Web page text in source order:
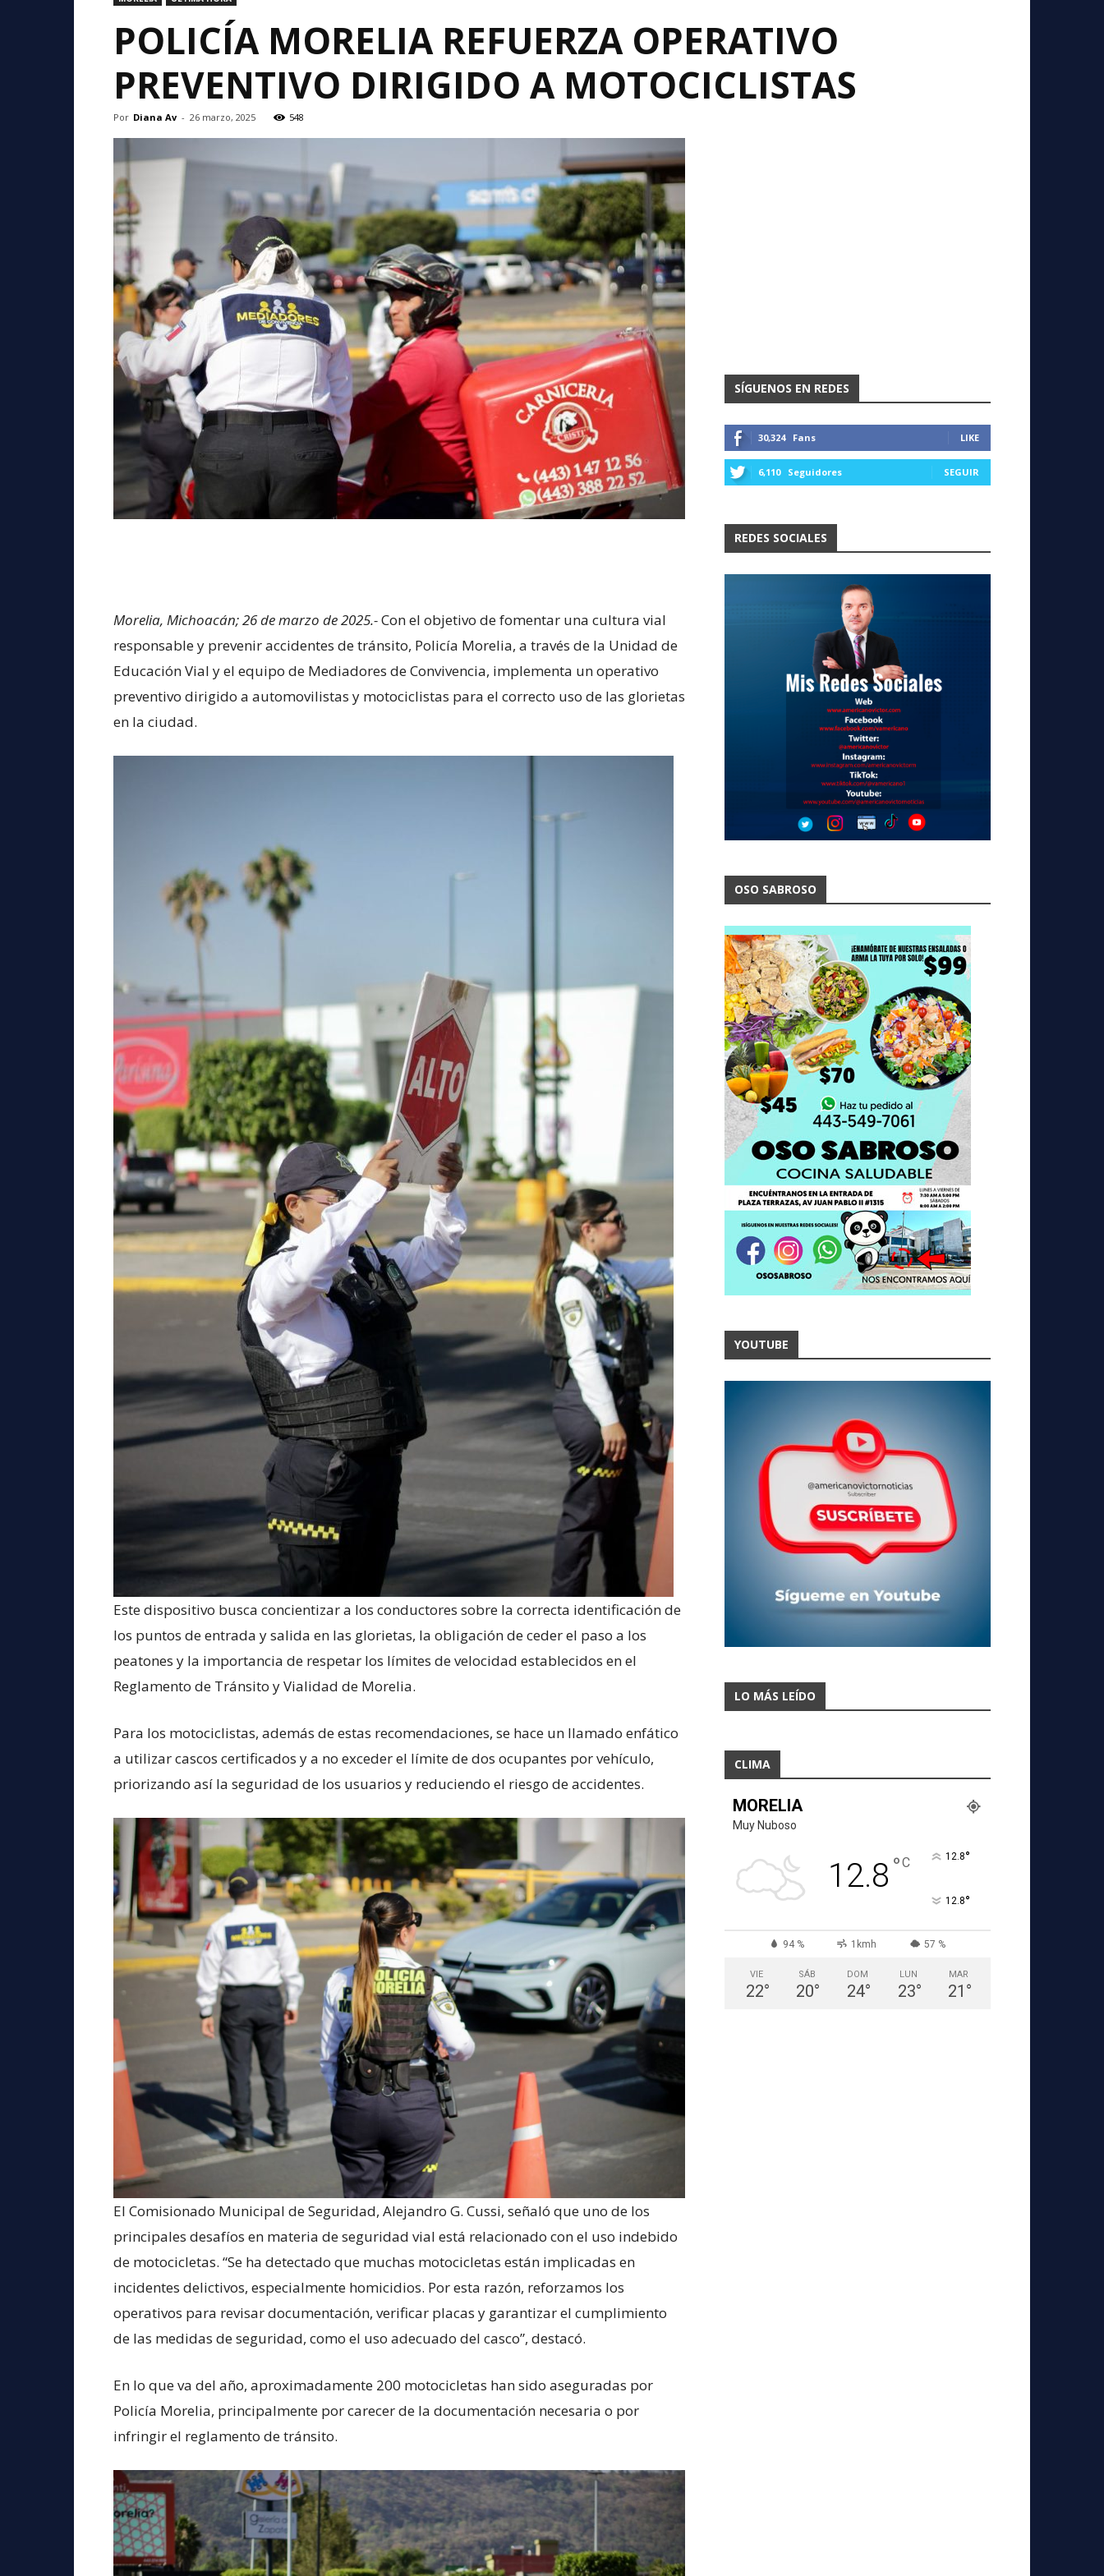
POLICÍA MORELIA REFUERZA OPERATIVO
PREVENTIVO DIRIGIDO A MOTOCICLISTAS
Por Diana Av - 26 marzo, 2025 548
Morelia, Michoacán; 26 de marzo de 2025.-Con el objetivo de fomentar una cultura vial
responsable y prevenir accidentes de tránsito, Policía Morelia, a través de la Unidad de
Educación Vial y el equipo de Mediadores de Convivencia, implementa un operativo
preventivo dirigido a automovilistas y motociclistas para el correcto uso de las glorietas
en la ciudad.
Este dispositivo busca concientizar a los conductores sobre la correcta identificación de
los puntos de entrada y salida en las glorietas, la obligación de ceder el paso a los
peatones y la importancia de respetar los límites de velocidad establecidos en el
Reglamento de Tránsito y Vialidad de Morelia.
Para los motociclistas, además de estas recomendaciones, se hace un llamado enfático
a utilizar cascos certificados y a no exceder el límite de dos ocupantes por vehículo,
priorizando así la seguridad de los usuarios y reduciendo el riesgo de accidentes.
El Comisionado Municipal de Seguridad, Alejandro G. Cussi, señaló que uno de los
principales desafíos en materia de seguridad vial está relacionado con el uso indebido
de motocicletas. “Se ha detectado que muchas motocicletas están implicadas en
incidentes delictivos, especialmente homicidios. Por esta razón, reforzamos los
operativos para revisar documentación, verificar placas y garantizar el cumplimiento
de las medidas de seguridad, como el uso adecuado del casco”, destacó.
En lo que va del año, aproximadamente 200 motocicletas han sido aseguradas por
Policía Morelia, principalmente por carecer de la documentación necesaria o por
infringir el reglamento de tránsito.
SÍGUENOS EN REDES
30,324 Fans LIKE
6,110 Seguidores SEGUIR
REDES SOCIALES
OSO SABROSO
YOUTUBE
LO MÁS LEÍDO
CLIMA
MORELIA
Muy Nuboso
12.8 °C 12.8°
12.8°
94 % 1kmh 57 %
VIE
22°
SÁB
20°
DOM
24°
LUN
23°
MAR
21 °